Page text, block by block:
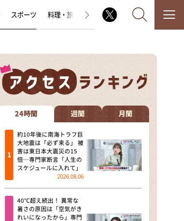
なるみ・岡村の過ぎるTV
相席食堂
これ余談なんですけど・・・
～人生密着トークバラエティ！
～ やすとものいたって真剣です
探偵！ナイトスクープ
news おかえり
スポーツ 料理・旅 ラジオ番組 その他
24時間 週間 月間
約10年後に南海トラフ巨
大地震は「必ず来る」 被
害は東日本大震災の15
倍…専門家断言「人生の
スケジュールに入れて」
2026.08.06
40℃超え続出！ 異常な
暑さの原因は「空気がき
れいになったから」専門